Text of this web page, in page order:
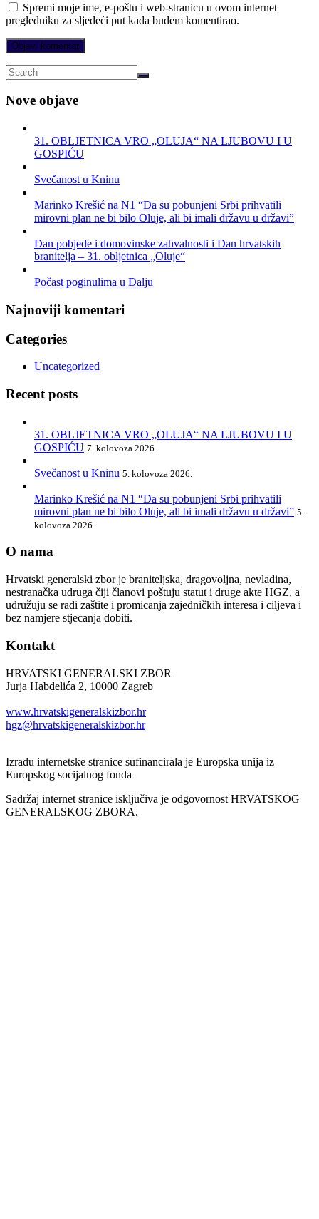
Spremi moje ime, e-poštu i web-stranicu u ovom internet
pregledniku za sljedeći put kada budem komentirao.
Nove objave
31. OBLJETNICA VRO „OLUJA“ NA LJUBOVU I U
GOSPIĆU
Svečanost u Kninu
Marinko Krešić na N1 “Da su pobunjeni Srbi prihvatili
mirovni plan ne bi bilo Oluje, ali bi imali državu u državi”
Dan pobjede i domovinske zahvalnosti i Dan hrvatskih
branitelja – 31. obljetnica „Oluje“
Počast poginulima u Dalju
Najnoviji komentari
Categories
Uncategorized
Recent posts
31. OBLJETNICA VRO „OLUJA“ NA LJUBOVU I U
GOSPIĆU 7. kolovoza 2026.
Svečanost u Kninu 5. kolovoza 2026.
Marinko Krešić na N1 “Da su pobunjeni Srbi prihvatili
mirovni plan ne bi bilo Oluje, ali bi imali državu u državi” 5.
kolovoza 2026.
O nama
Hrvatski generalski zbor je braniteljska, dragovoljna, nevladina,
nestranačka udruga čiji članovi poštuju statut i druge akte HGZ, a
udružuju se radi zaštite i promicanja zajedničkih interesa i ciljeva i
bez namjere stjecanja dobiti.
Kontakt
HRVATSKI GENERALSKI ZBOR
Jurja Habdelića 2, 10000 Zagreb
www.hrvatskigeneralskizbor.hr
hgz@hrvatskigeneralskizbor.hr
Izradu internetske stranice sufinancirala je Europska unija iz
Europskog socijalnog fonda
Sadržaj internet stranice isključiva je odgovornost HRVATSKOG
GENERALSKOG ZBORA.